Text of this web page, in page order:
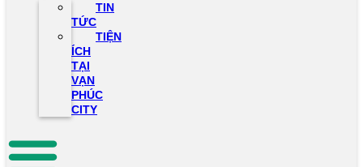
TIN
TỨC
TIỆN
ÍCH
TẠI
VẠN
PHÚC
CITY